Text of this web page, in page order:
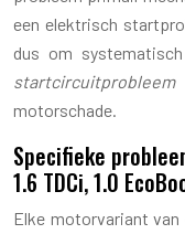
een elektrisch
dus om
startcircuitprobleem
motorschade.
Specifieke
1.6 TDCi, 1.0
Elke motorvariant